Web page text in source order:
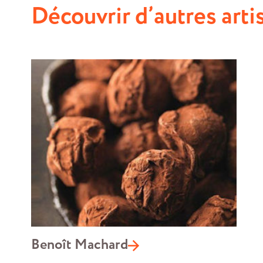
Découvrir d’autres
Benoît Machard